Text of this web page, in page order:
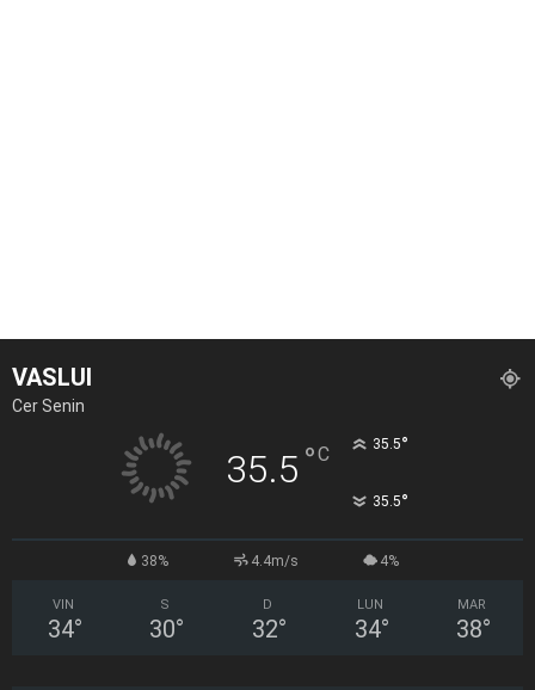
VASLUI
Cer Senin
35.5 °C 35.5°
35.5°
38% 4.4m/s 4%
VIN
34°
S
30°
D
32°
LUN
34°
MAR
38°